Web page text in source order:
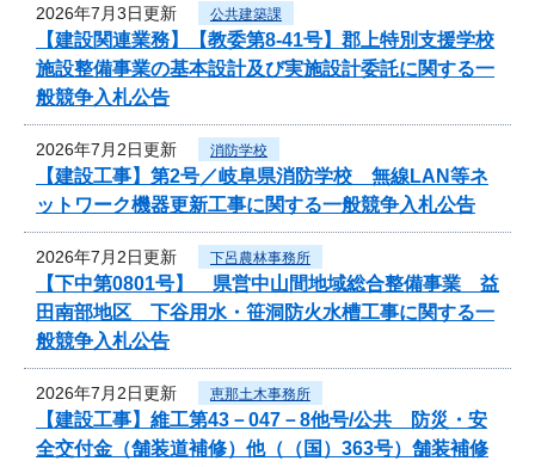
2026年7月3日更新 公共建築課
【建設関連業務】【教委第8-41号】郡上特別支援学校
施設整備事業の基本設計及び実施設計委託に関する一
般競争入札公告
2026年7月2日更新 消防学校
【建設工事】第2号／岐阜県消防学校 無線LAN等ネ
ットワーク機器更新工事に関する一般競争入札公告
2026年7月2日更新 下呂農林事務所
【下中第0801号】 県営中山間地域総合整備事業 益
田南部地区 下谷用水・笹洞防火水槽工事に関する一
般競争入札公告
2026年7月2日更新 恵那土木事務所
【建設工事】維工第43－047－8他号/公共 防災・安
全交付金（舗装道補修）他（（国）363号）舗装補修